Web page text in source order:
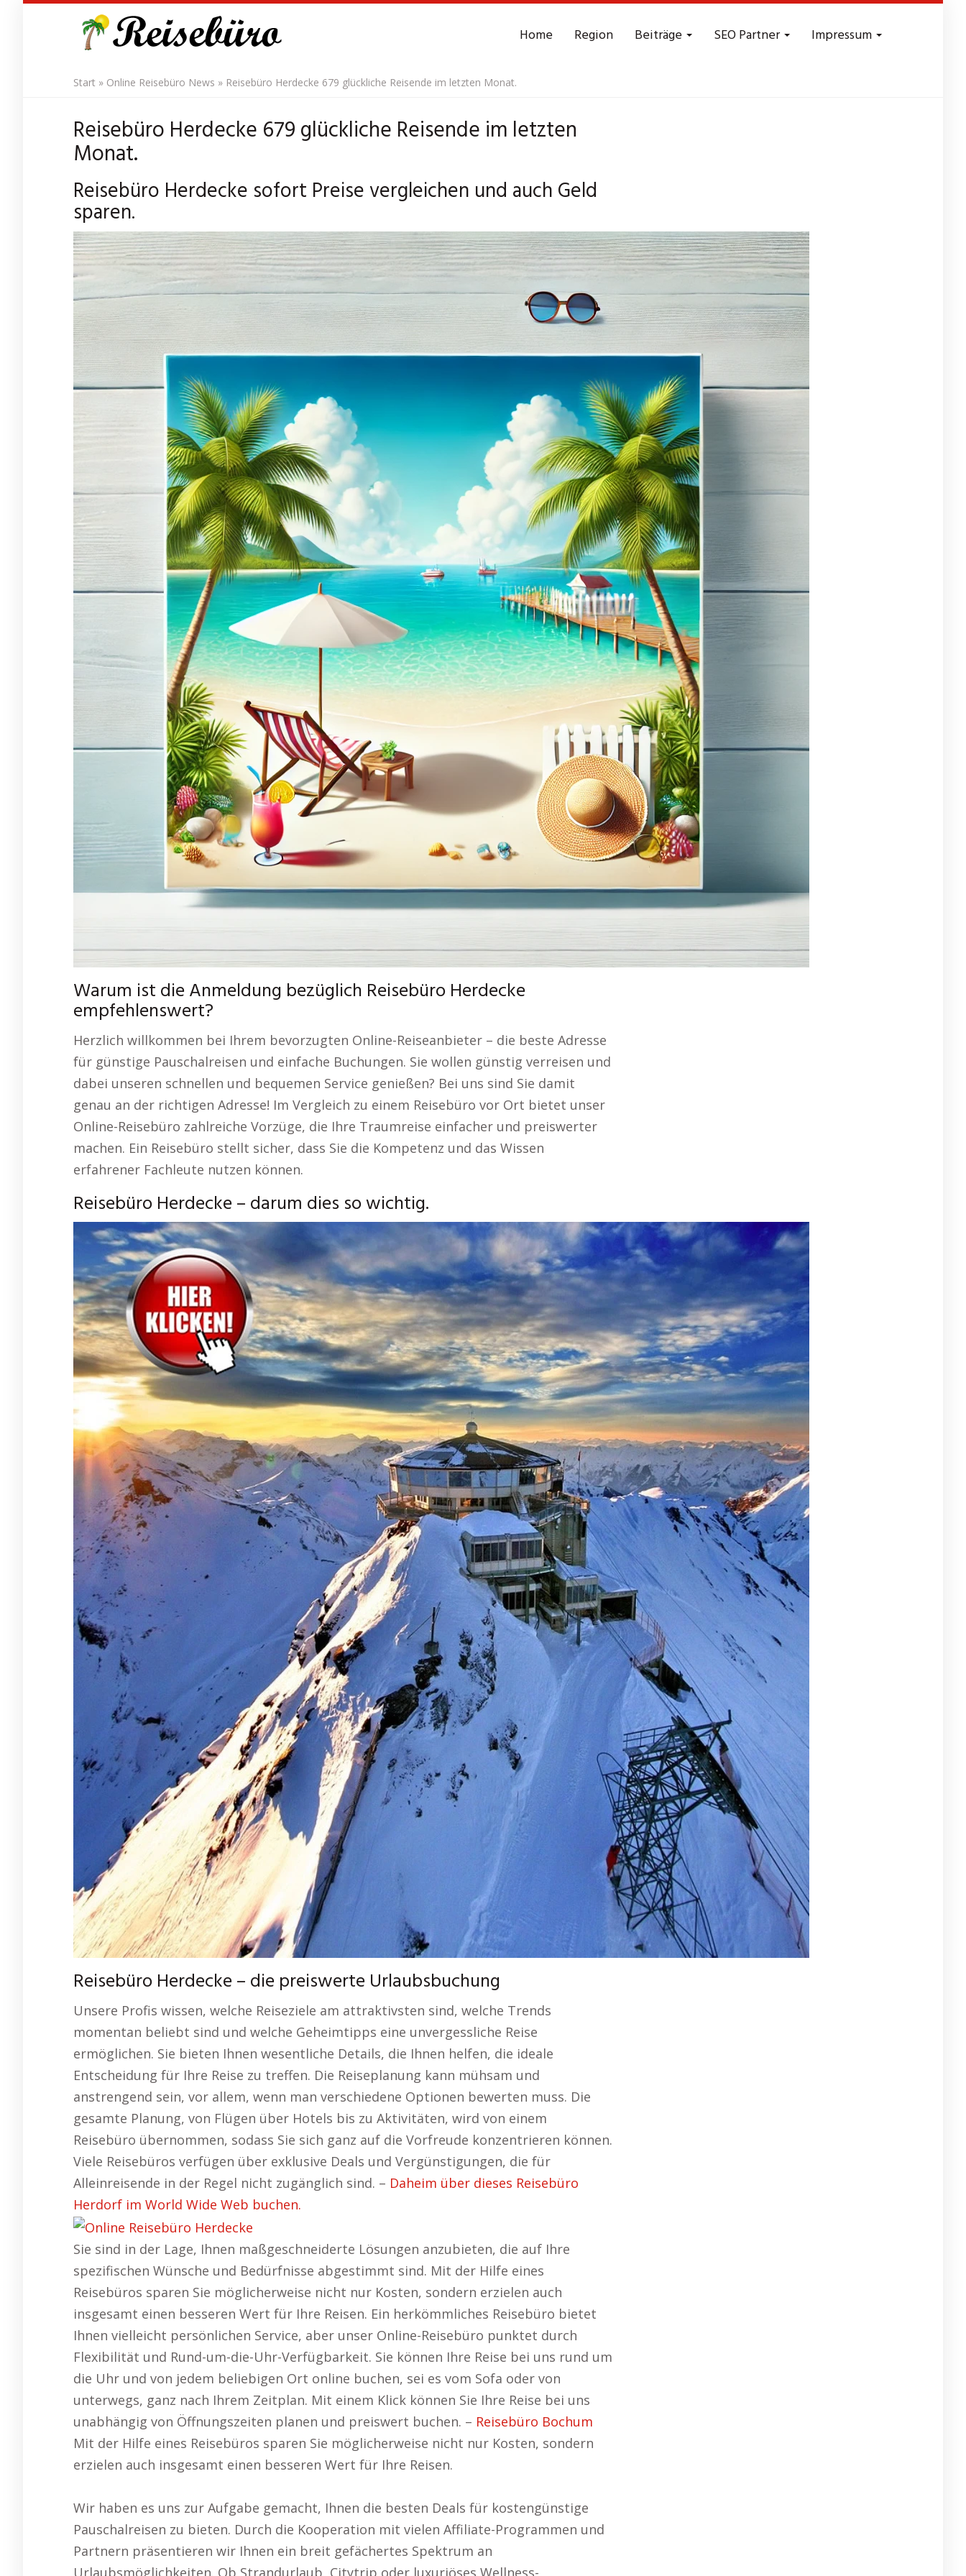
Home Region Beiträge SEO Partner Impressum
Start » Online Reisebüro News » Reisebüro Herdecke 679 glückliche Reisende im letzten Monat.
Reisebüro Herdecke 679 glückliche Reisende im letzten
Monat.
Reisebüro Herdecke sofort Preise vergleichen und auch Geld
sparen.
Warum ist die Anmeldung bezüglich Reisebüro Herdecke
empfehlenswert?
Herzlich willkommen bei Ihrem bevorzugten Online-Reiseanbieter – die beste Adresse
für günstige Pauschalreisen und einfache Buchungen. Sie wollen günstig verreisen und
dabei unseren schnellen und bequemen Service genießen? Bei uns sind Sie damit
genau an der richtigen Adresse! Im Vergleich zu einem Reisebüro vor Ort bietet unser
Online-Reisebüro zahlreiche Vorzüge, die Ihre Traumreise einfacher und preiswerter
machen. Ein Reisebüro stellt sicher, dass Sie die Kompetenz und das Wissen
erfahrener Fachleute nutzen können.
Reisebüro Herdecke – darum dies so wichtig.
Reisebüro Herdecke – die preiswerte Urlaubsbuchung
Unsere Profis wissen, welche Reiseziele am attraktivsten sind, welche Trends
momentan beliebt sind und welche Geheimtipps eine unvergessliche Reise
ermöglichen. Sie bieten Ihnen wesentliche Details, die Ihnen helfen, die ideale
Entscheidung für Ihre Reise zu treffen. Die Reiseplanung kann mühsam und
anstrengend sein, vor allem, wenn man verschiedene Optionen bewerten muss. Die
gesamte Planung, von Flügen über Hotels bis zu Aktivitäten, wird von einem
Reisebüro übernommen, sodass Sie sich ganz auf die Vorfreude konzentrieren können.
Viele Reisebüros verfügen über exklusive Deals und Vergünstigungen, die für
Alleinreisende in der Regel nicht zugänglich sind. – Daheim über dieses Reisebüro
Herdorf im World Wide Web buchen.
Sie sind in der Lage, Ihnen maßgeschneiderte Lösungen anzubieten, die auf Ihre
spezifischen Wünsche und Bedürfnisse abgestimmt sind. Mit der Hilfe eines
Reisebüros sparen Sie möglicherweise nicht nur Kosten, sondern erzielen auch
insgesamt einen besseren Wert für Ihre Reisen. Ein herkömmliches Reisebüro bietet
Ihnen vielleicht persönlichen Service, aber unser Online-Reisebüro punktet durch
Flexibilität und Rund-um-die-Uhr-Verfügbarkeit. Sie können Ihre Reise bei uns rund um
die Uhr und von jedem beliebigen Ort online buchen, sei es vom Sofa oder von
unterwegs, ganz nach Ihrem Zeitplan. Mit einem Klick können Sie Ihre Reise bei uns
unabhängig von Öffnungszeiten planen und preiswert buchen. – Reisebüro Bochum
Mit der Hilfe eines Reisebüros sparen Sie möglicherweise nicht nur Kosten, sondern
erzielen auch insgesamt einen besseren Wert für Ihre Reisen.
Wir haben es uns zur Aufgabe gemacht, Ihnen die besten Deals für kostengünstige
Pauschalreisen zu bieten. Durch die Kooperation mit vielen Affiliate-Programmen und
Partnern präsentieren wir Ihnen ein breit gefächertes Spektrum an
Urlaubsmöglichkeiten. Ob Strandurlaub, Citytrip oder luxuriöses Wellness-